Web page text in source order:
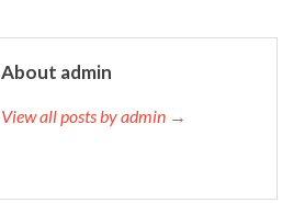
About admin
View all posts by admin →